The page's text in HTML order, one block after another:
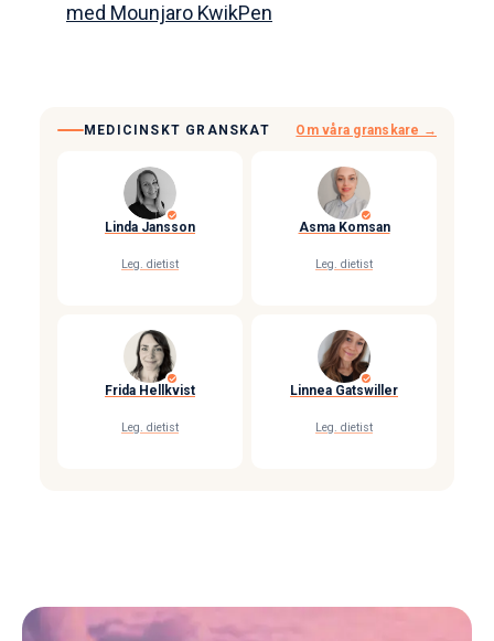
med Mounjaro KwikPen
MEDICINSKT GRANSKAT Om våra granskare →
Linda Jansson
Leg. dietist
Asma Komsan
Leg. dietist
Frida Hellkvist
Leg. dietist
Linnea Gatswiller
Leg. dietist